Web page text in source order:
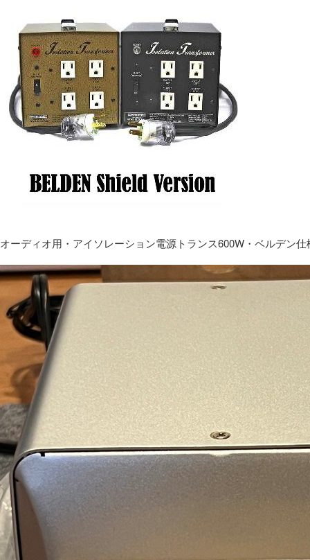
オーディオ用・アイソレーション電源トランス600W・ベルデン仕